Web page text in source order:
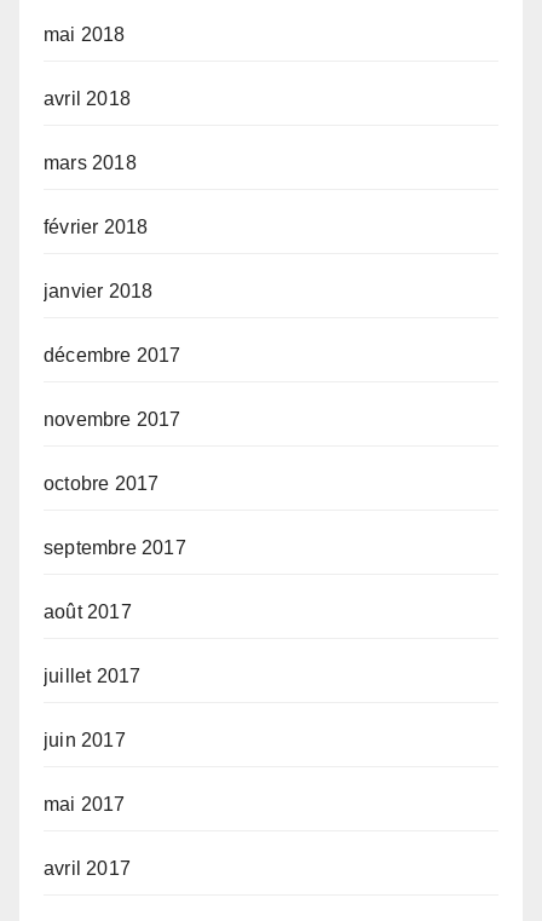
mai 2018
avril 2018
mars 2018
février 2018
janvier 2018
décembre 2017
novembre 2017
octobre 2017
septembre 2017
août 2017
juillet 2017
juin 2017
mai 2017
avril 2017